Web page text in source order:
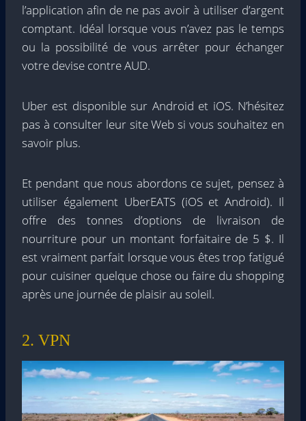
l’application afin de ne pas avoir à utiliser d’argent
comptant. Idéal lorsque vous n’avez pas le temps
ou la possibilité de vous arrêter pour échanger
votre devise contre AUD.
Uber est disponible sur Android et iOS. N’hésitez
pas à consulter leur site Web si vous souhaitez en
savoir plus.
Et pendant que nous abordons ce sujet, pensez à
utiliser également UberEATS (iOS et Android). Il
offre des tonnes d’options de livraison de
nourriture pour un montant forfaitaire de 5 $. Il
est vraiment parfait lorsque vous êtes trop fatigué
pour cuisiner quelque chose ou faire du shopping
après une journée de plaisir au soleil.
2. VPN